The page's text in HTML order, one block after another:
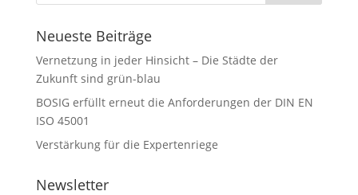
Neueste Beiträge
Vernetzung in jeder Hinsicht – Die Städte der
Zukunft sind grün-blau
BOSIG erfüllt erneut die Anforderungen der DIN EN
ISO 45001
Verstärkung für die Expertenriege
Newsletter